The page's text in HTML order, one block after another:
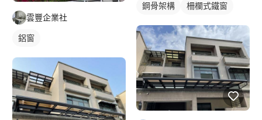
雲豐企業社
鋁窗
鋼骨架構 柵欄式鐵窗